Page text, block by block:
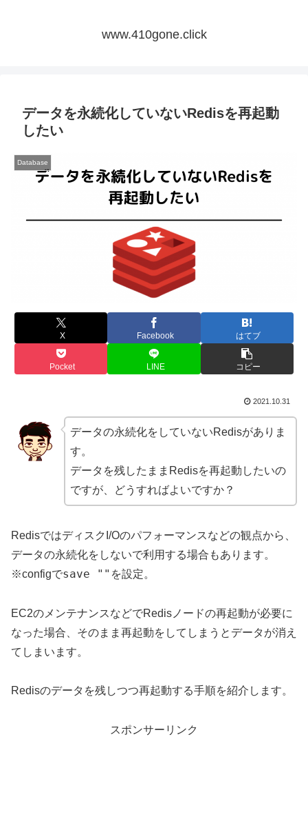
www.410gone.click
データを永続化していないRedisを再起動
したい
Database
X Facebook はてブ
Pocket LINE コピー
2021.10.31
データの永続化をしていないRedisがありま
す。
データを残したままRedisを再起動したいの
ですが、どうすればよいですか？
RedisではディスクI/Oのパフォーマンスなどの観点から、
データの永続化をしないで利用する場合もあります。
※configでsave "" を設定。
EC2のメンテナンスなどでRedisノードの再起動が必要に
なった場合、そのまま再起動をしてしまうとデータが消え
てしまいます。
Redisのデータを残しつつ再起動する手順を紹介します。
スポンサーリンク